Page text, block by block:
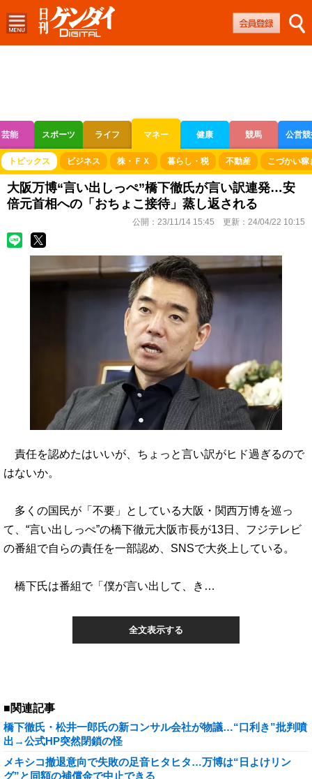
芸能 スポーツ ライフ マネー 健康 競馬 公営
ボートレース 競輪 オートレース
トピックス ビジネス 株・ＦＸ 暮らし・税 不動産 こづかい稼
大阪万博“言い出しっぺ”橋下徹氏が言い訳連発…安
倍元首相への「おちょこ接待」蒸し返される
公開： 23/11/14 15:45 更新： 24/04/22 10:15
責任を認めたはいいが、ちょっと言い訳がヒド過ぎるので
はないか。
多くの国民が「不要」としている大阪・関西万博を巡っ
て、“言い出しっぺ”の橋下徹元大阪市長が13日、フジテレビ
の番組で自らの責任を一部認め、SNSで大炎上している。
橋下氏は番組で「僕が言い出して、き…
全文表示する
■関連記事
橋下徹氏・松井一郎氏の新コンサル会社が物議…“口利き”批判噴
出→公式HP突然閉鎖の怪
メキシコ撤退意向で失敗の足音ヒタヒタ…万博は“日よけリン
グ”と同額の補償金で中止できる